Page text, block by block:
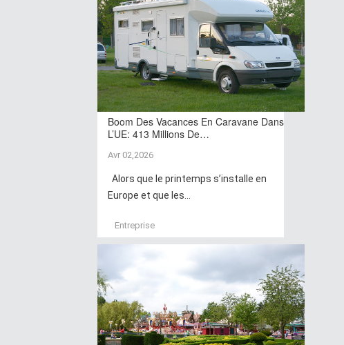
Boom Des Vacances En Caravane Dans
L’UE: 413 Millions De…
Avr 02,2026
Alors que le printemps s’installe en
Europe et que les...
Entreprise